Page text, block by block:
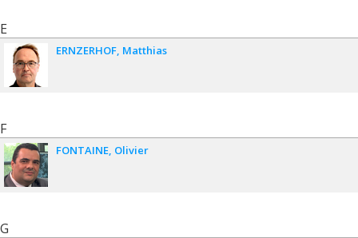
E
ERNZERHOF Matthias
F
FONTAINE Olivier
G